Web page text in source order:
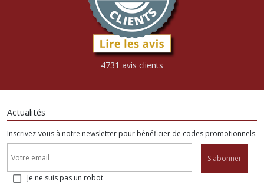
4731 avis clients
Actualités
Inscrivez-vous à notre newsletter pour bénéficier de codes promotionnels.
S'abonner
Je ne suis pas un robot